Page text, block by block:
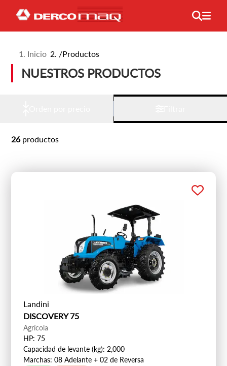
Inicio /Productos
NUESTROS PRODUCTOS
26productos
Landini
DISCOVERY 75
Agrícola
HP: 75
Capacidad de levante (kg): 2,000
Marchas: 08 Adelante + 02 de Reversa